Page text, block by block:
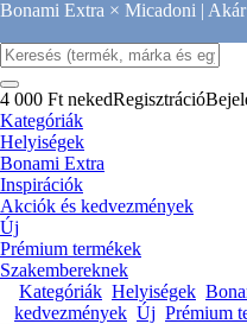
Bonami Extra × Micadoni |
4 000 Ft nekedRegisztráció
Kategóriák
Helyiségek
Bonami Extra
Inspirációk
Akciók és kedvezmények
Új
Prémium termékek
Szakembereknek
Kategóriák Helyiségek
kedvezmények Új Prémium